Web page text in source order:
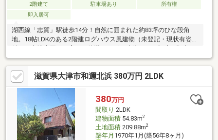
2階建て 駐車場あり
所有権
即入居可
湖西線「志賀」駅徒歩14分！自然に囲まれた約83坪のひな段角
地。18帖LDKのある2階建ログハウス風建物（未登記・現状有姿）
付きで土地売買。一定の要件満たせば再建築も可。趣味の拠点や
別荘に最適です。
滋賀県大津市和邇北浜 380万円 2LDK
380万円
間取り 2LDK
建物面積54.83m2
土地面積209.88m2
築年月 1970年1月(築56年8ヶ月)